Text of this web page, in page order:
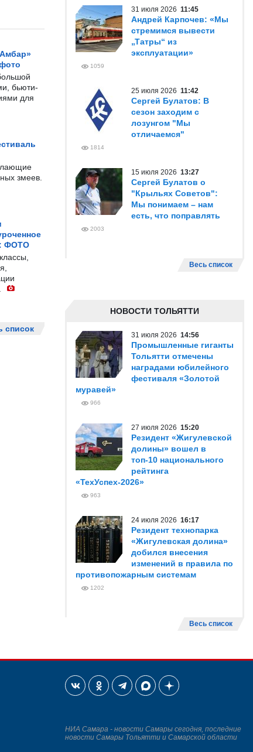
бьюти-
для
змеев.
ФОТО
список
31 июля 2026 11:45
Андрей Карпочев: «Мы
стремимся вывести
„Татры“ из
эксплуатации»
1059
25 июля 2026 11:42
Сергей Булатов: В
сезон заходим с
лозунгом "Мы
отличаемся"
1814
15 июля 2026 13:27
Сергей Булатов о
"Крыльях Советов":
Мы понимаем – нам
есть, что поправлять
2003
Весь список
НОВОСТИ ТОЛЬЯТТИ
31 июля 2026 14:56
Промышленные гиганты
Тольятти отмечены
наградами юбилейного
фестиваля «Золотой
муравей»
966
27 июля 2026 15:20
Резидент «Жигулевской
долины» вошел в
топ-10 национального
рейтинга
«ТехУспех-2026»
963
24 июля 2026 16:17
Резидент технопарка
«Жигулевская долина»
добился внесения
изменений в правила по
противопожарным системам
1202
Весь список
НИА Самара - новости Самары сегодня, последние
новости Самары Тольятти и Самарской области